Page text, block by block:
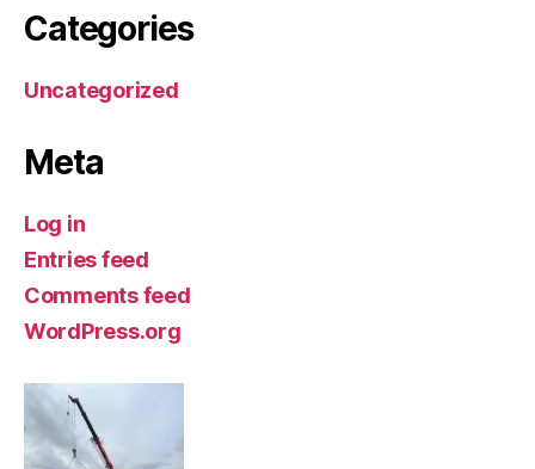
Categories
Uncategorized
Meta
Log in
Entries feed
Comments feed
WordPress.org